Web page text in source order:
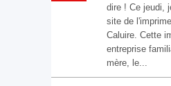
dire ! Ce jeudi,
site de
Caluire. Cette
entreprise
mère, le...